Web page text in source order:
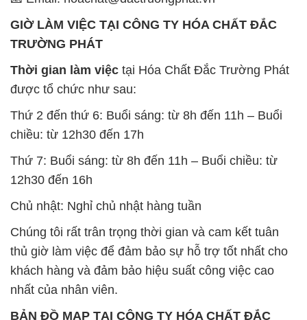
Chủ nhật: Nghỉ chủ nhật hàng tuần
Chúng tôi rất trân trọng thời gian và cam kết tuân
thủ giờ làm việc để đảm bảo sự hỗ trợ tốt nhất cho
nhất của nhân viên.
TRƯỜNG PHÁT
Đông B, Quận Bình Tân, Sài Gòn TP. Hồ Chí
Minh